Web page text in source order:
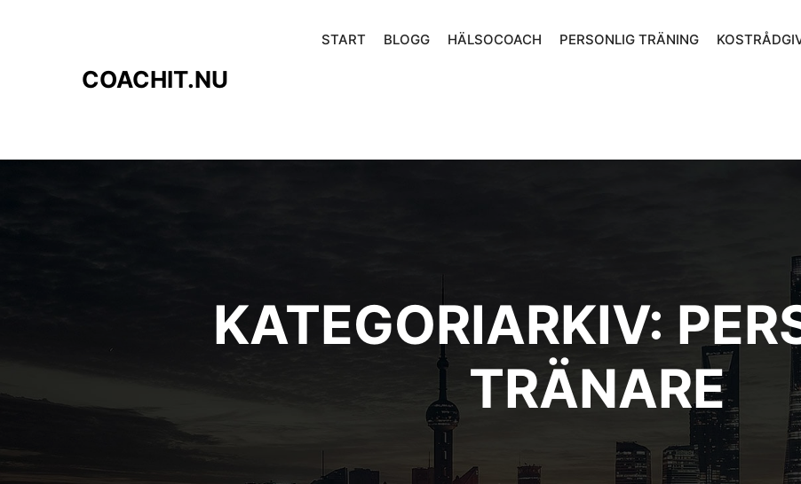
COACHIT.NU
START BLOGG HÄLSOCOACH PERSONLIG TRÄNING
KATEGORIARKIV:
TRÄNARE